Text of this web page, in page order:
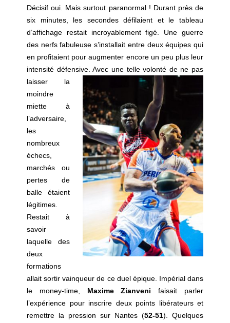
Décisif oui. Mais surtout paranormal ! Durant près de
six minutes, les secondes défilaient et le tableau
d’affichage restait incroyablement figé. Une guerre
des nerfs fabuleuse s’installait entre deux équipes qui
en profitaient pour augmenter encore un peu plus leur
intensité défensive. Avec une tellevolonté de ne pas
laisser la
moindre
miette à
l’adversaire,
les
nombreux
échecs,
marchés ou
pertes de
balle étaient
légitimes.
Restait à
savoir
laquelle des
deux
formations
allait sortir vainqueur de ce duel épique. Impérial dans
le money-time, Maxime Zianveni faisait parler
l’expérience pour inscrire deux points libérateurs et
remettre la pression sur Nantes (52-51). Quelques